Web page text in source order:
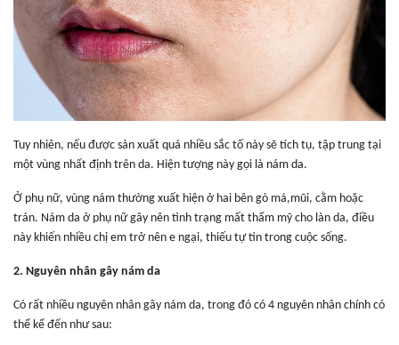
Tuy nhiên, nếu được sản xuất quá nhiều sắc tố này sẽ tích tụ, tập trung tại
một vùng nhất định trên da. Hiện tượng này gọi là nám da.
Ở phụ nữ, vùng nám thường xuất hiện ở hai bên gò má,mũi, cằm hoặc
trán. Nám da ở phụ nữ gây nên tình trạng mất thẩm mỹ cho làn da, điều
này khiến nhiều chị em trở nên e ngại, thiếu tự tin trong cuộc sống.
2. Nguyên nhân gây nám da
Có rất nhiều nguyên nhân gây nám da, trong đó có 4 nguyên nhân chính có
thể kể đến như sau: